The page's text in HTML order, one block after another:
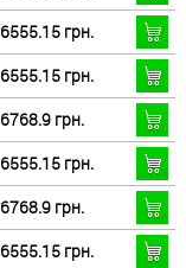
6555.15 грн.
6555.15 грн.
6768.9 грн.
6555.15 грн.
6768.9 грн.
6555.15 грн.